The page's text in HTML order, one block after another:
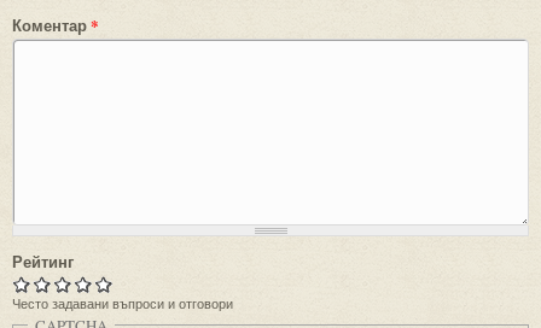
Коментар*
Рейтинг
Често задавани въпроси и отговори